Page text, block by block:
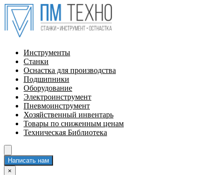
Инструменты
Станки
Оснастка для производства
Подшипники
Оборудование
Электроинструмент
Пневмоинструмент
Хозяйственный инвентарь
Товары по сниженным ценам
Техническая Библиотека
Написать нам
×